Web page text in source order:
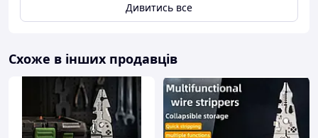
Кліщі: вороняні
Ручки: з двокомпонентними чохлами
Параметри видалення ізоляції кв.мм: 0,14-0,25 /
0,75 / 1,5 / 2,5 / 4,0 / 6,0 мм2
AWG: 26 - 10
Довжина: 195 мм.
Дивитись все
Схоже в інших продавців